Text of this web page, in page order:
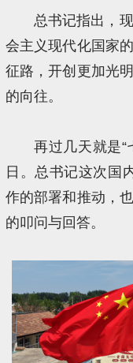
总书记指出，
会主义现代化国家
征路，开创更加光
的向往。
再过几天就是“
日。总书记这次国
作的部署和推动，
的叩问与回答。